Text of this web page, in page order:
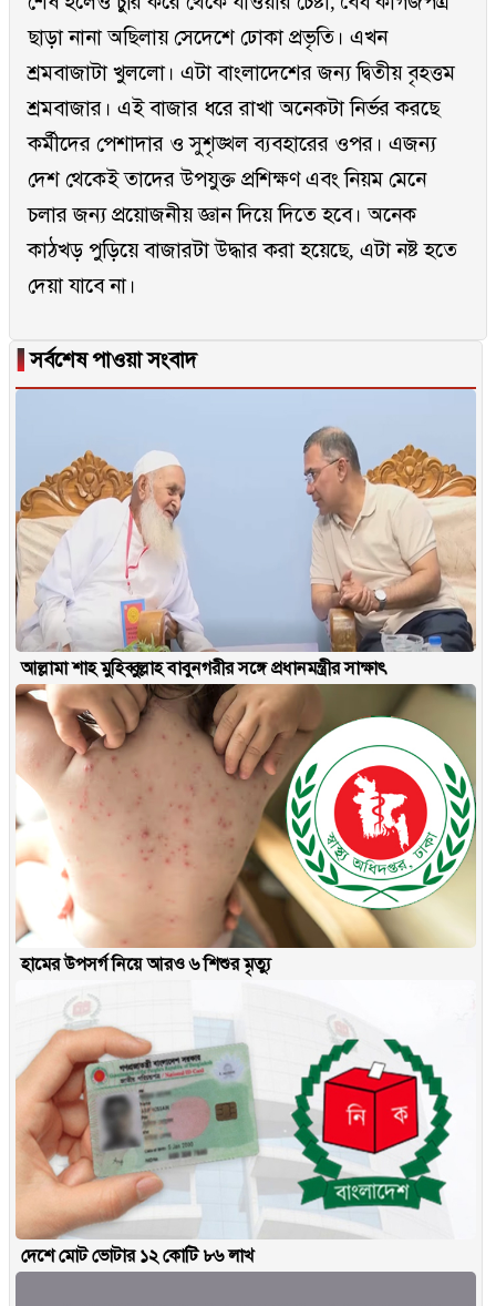
ছাড়া নানা অছিলায় সেদেশে ঢোকা প্রভৃতি। এখন
শ্রমবাজাটা খুললো। এটা বাংলাদেশের জন্য দ্বিতীয় বৃহত্তম
শ্রমবাজার। এই বাজার ধরে রাখা অনেকটা নির্ভর করছে
কর্মীদের পেশাদার ও সুশৃঙ্খল ব্যবহারের ওপর। এজন্য
দেশ থেকেই তাদের উপযুক্ত প্রশিক্ষণ এবং নিয়ম মেনে
চলার জন্য প্রয়োজনীয় জ্ঞান দিয়ে দিতে হবে। অনেক
কাঠখড় পুড়িয়ে বাজারটা উদ্ধার করা হয়েছে, এটা নষ্ট হতে
দেয়া যাবে না।
▐সর্বশেষ পাওয়া সংবাদ
আল্লামা শাহ মুহিব্বুল্লাহ বাবুনগরীর সঙ্গে প্রধানমন্ত্রীর সাক্ষাৎ
হামের উপসর্গ নিয়ে আরও ৬ শিশুর মৃত্যু
দেশে মোট ভোটার ১২ কোটি ৮৬ লাখ